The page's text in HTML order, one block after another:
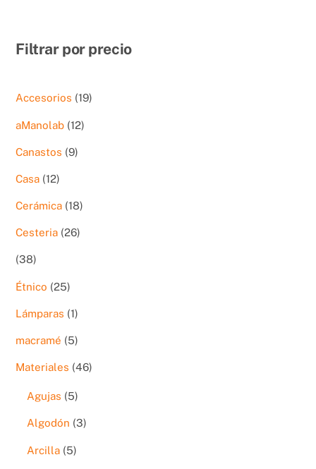
Filtrar por precio
Accesorios 1919
aManolab 1212
Canastos 99
Casa 1212
Cerámica 1818
Cesteria 2626
3838
Étnico 2525
Lámparas 11
macramé 55
Materiales 4646
Agujas
55
Algodón 33
Arcilla 55